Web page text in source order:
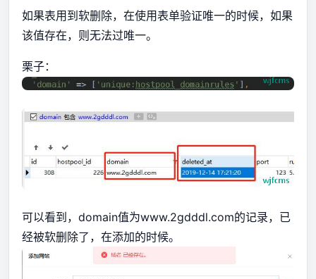
如果表用到软删除，在使用表单验证唯一的时候，如果
该值存在，则无法过唯一。
栗子：
可以看到，domain值为www.2gdddl.com的记录，已
经被软删除了，在添加的时候。